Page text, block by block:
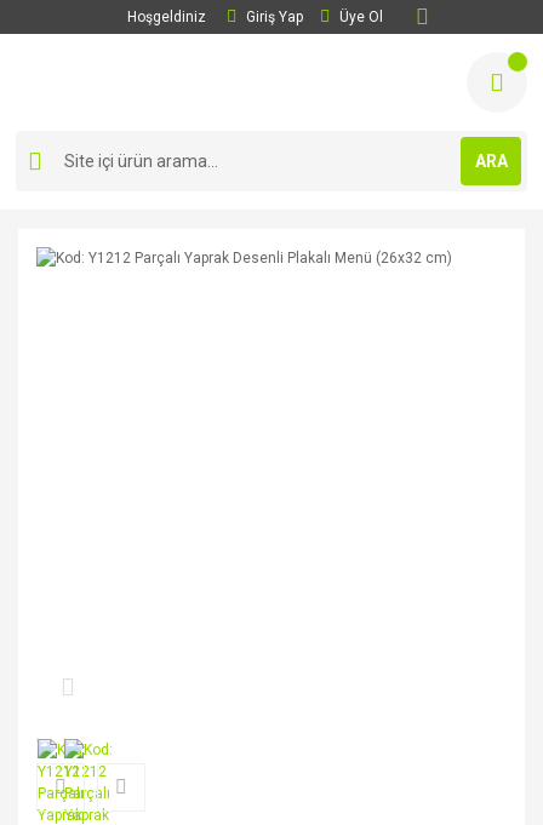
Hoşgeldiniz Giriş Yap Üye Ol
ARA